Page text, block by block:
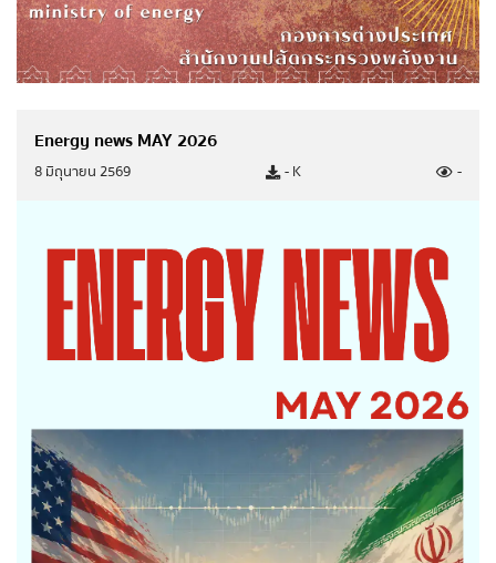
ทุจริต รอบ 6 เดือน
รายงานผลการดำเนินการป้องกันการทุจริตประจำปี
การดำเนินการเพื่อจัดการความเสี่ยงการทุจริต
หน่วยงาน
การดำเนินการตามมาตรการส่งเสริมคุณธรรมและ
ความโปร่งใสภายในหน่วยงาน
ข่าวประชาสัมพันธ์ ศูนย์ปฏิบัติการต่อต้านการทุจริต
ข้อมูลเผยแพร่ ศูนย์ปฏิบัติการต่อต้านทุจริต
แนวทางการประพฤติปฏิบัติตน ตามพระราชบัญญัติ
มาตรฐานทางจริยธรรม พ.ศ. 2562
Energy news MAY 2026
8 มิถุนายน 2569 - K -